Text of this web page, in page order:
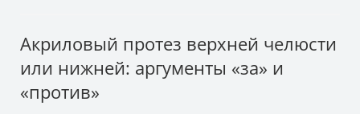
Акриловый протез верхней челюсти
или нижней: аргументы «за» и
«против»